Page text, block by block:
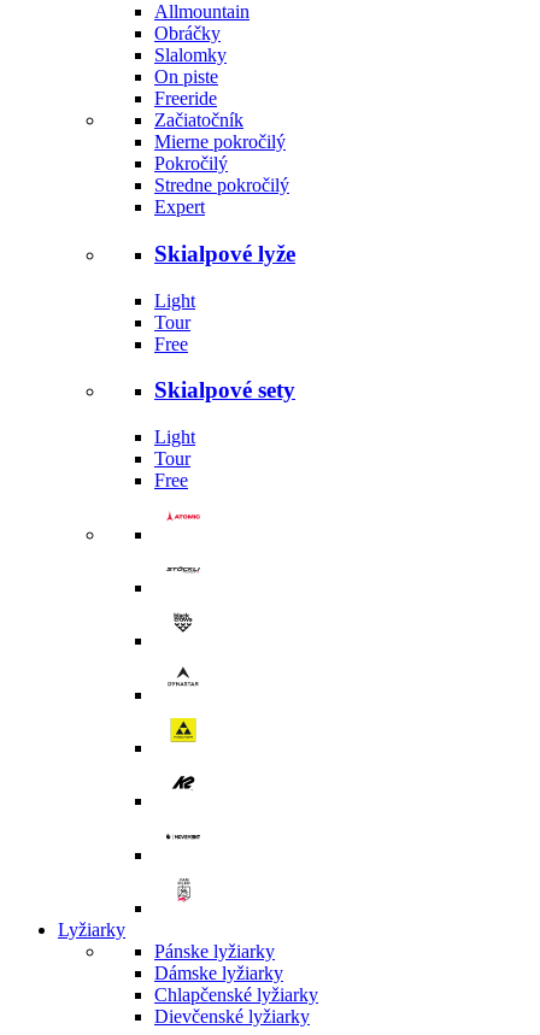
Allmountain
Obráčky
Slalomky
On piste
Freeride
Začiatočník
Mierne pokročilý
Pokročilý
Stredne pokročilý
Expert
Skialpové lyže
Light
Tour
Free
Skialpové sety
Light
Tour
Free
Lyžiarky
Pánske lyžiarky
Dámske lyžiarky
Chlapčenské lyžiarky
Dievčenské lyžiarky